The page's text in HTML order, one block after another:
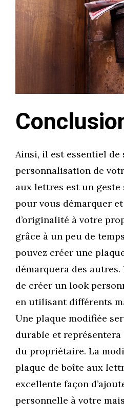
Ainsi, il est essentiel
personnalisation de
aux lettres est un geste
pour vous démarquer
d’originalité à votre
grâce à un peu de
pouvez créer une
démarquera des
de créer un look
en utilisant différents
Une plaque modifiée
durable et
du propriétaire. La
plaque de boîte aux
excellente façon
personnelle à votre